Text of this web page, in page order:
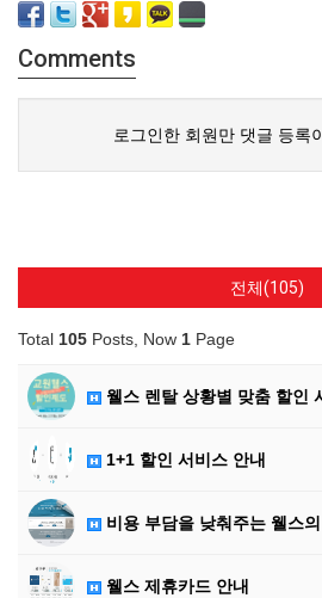
Comments
로그인한 회원만 댓글 등록
전체(105)
Total 105 Posts, Now 1 Page
웰스 렌탈 상황별 맞춤 할인
1+1 할인 서비스 안내
비용 부담을 낮춰주는 웰스
웰스 제휴카드 안내